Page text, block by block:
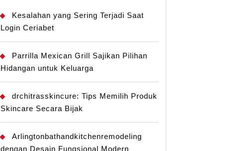
Kesalahan yang Sering Terjadi Saat
Login Ceriabet
Parrilla Mexican Grill Sajikan Pilihan
Hidangan untuk Keluarga
drchitrasskincure: Tips Memilih Produk
Skincare Secara Bijak
Arlingtonbathandkitchenremodeling
dengan Desain Fungsional Modern